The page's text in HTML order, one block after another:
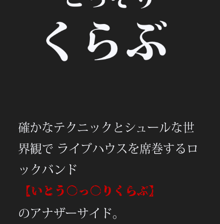
確かなテクニックとシュールな世
界観で ライブハウスを席巻するロ
ックバンド
【いとう○っ○りくらぶ】
のアナザーサイド。